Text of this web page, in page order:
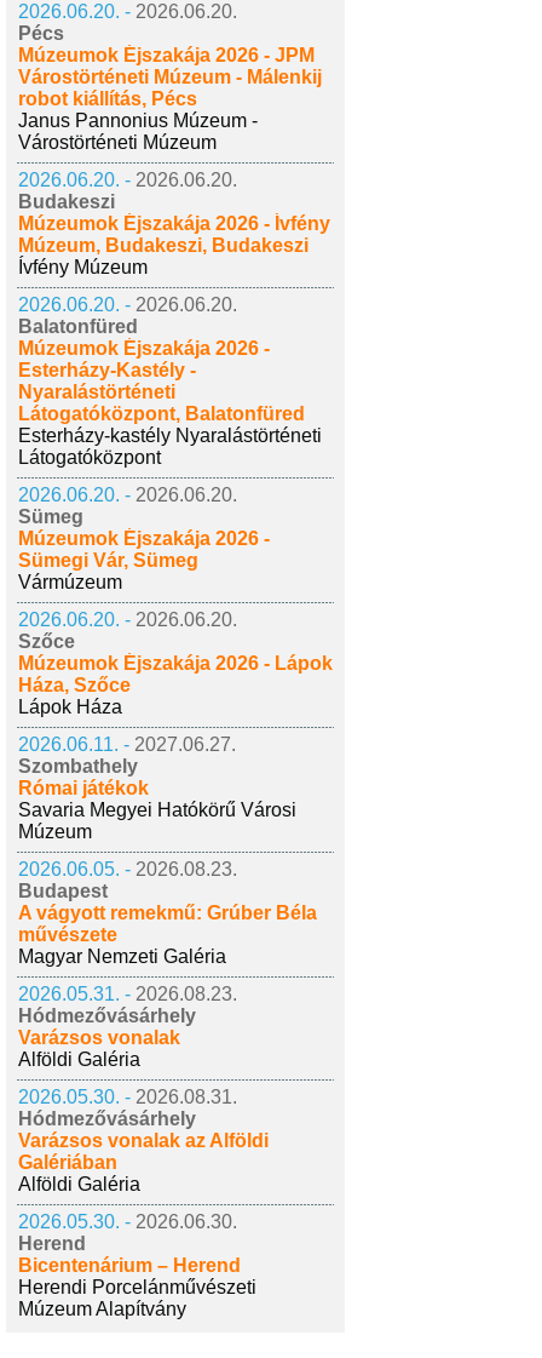
2026.06.20. - 2026.06.20.
Pécs
Múzeumok Éjszakája 2026 - JPM
Várostörténeti Múzeum - Málenkij
robot kiállítás, Pécs
Janus Pannonius Múzeum -
Várostörténeti Múzeum
2026.06.20. - 2026.06.20.
Budakeszi
Múzeumok Éjszakája 2026 - Ívfény
Múzeum, Budakeszi, Budakeszi
Ívfény Múzeum
2026.06.20. - 2026.06.20.
Balatonfüred
Múzeumok Éjszakája 2026 -
Esterházy-Kastély -
Nyaralástörténeti
Látogatóközpont, Balatonfüred
Esterházy-kastély Nyaralástörténeti
Látogatóközpont
2026.06.20. - 2026.06.20.
Sümeg
Múzeumok Éjszakája 2026 -
Sümegi Vár, Sümeg
Vármúzeum
2026.06.20. - 2026.06.20.
Szőce
Múzeumok Éjszakája 2026 - Lápok
Háza, Szőce
Lápok Háza
2026.06.11. - 2027.06.27.
Szombathely
Római játékok
Savaria Megyei Hatókörű Városi
Múzeum
2026.06.05. - 2026.08.23.
Budapest
A vágyott remekmű: Grúber Béla
művészete
Magyar Nemzeti Galéria
2026.05.31. - 2026.08.23.
Hódmezővásárhely
Varázsos vonalak
Alföldi Galéria
2026.05.30. - 2026.08.31.
Hódmezővásárhely
Varázsos vonalak az Alföldi
Galériában
Alföldi Galéria
2026.05.30. - 2026.06.30.
Herend
Bicentenárium – Herend
Herendi Porcelánművészeti
Múzeum Alapítvány